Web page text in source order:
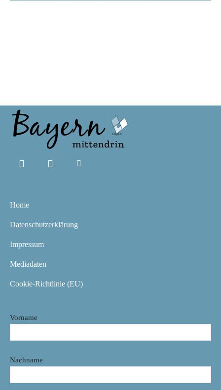
Home
Datenschutzerklärung
Impressum
Mediadaten
Cookie-Richtlinie (EU)
Vorname
Nachname